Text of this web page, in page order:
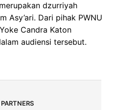
dzurriyah
Asy’ari. Dari pihak PWNU
Candra Katon
audiensi tersebut.